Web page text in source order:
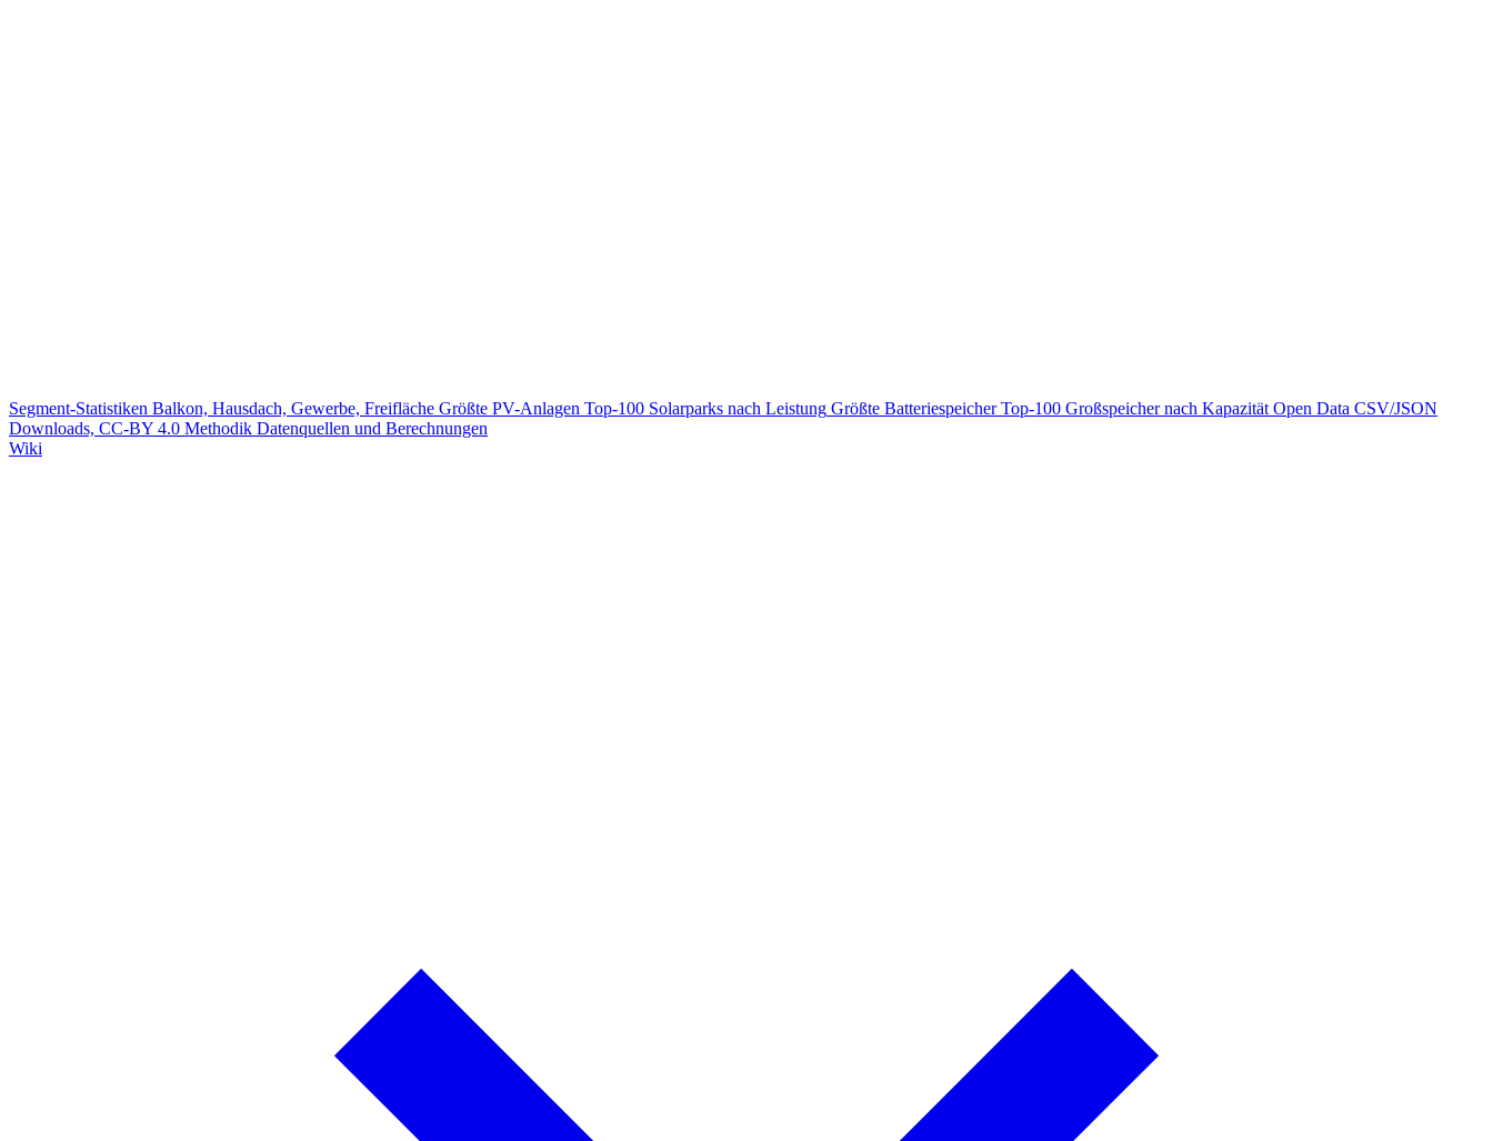
Segment-Statistiken Balkon, Hausdach, Gewerbe, Freifläche Größte PV-Anlagen Top-100 Solarparks nach Leistung Größte Batteriespeicher Top-100 Großspeicher nach Kapazität Open Data CSV/JSON
Downloads, CC-BY 4.0 Methodik Datenquellen und Berechnungen
Wiki